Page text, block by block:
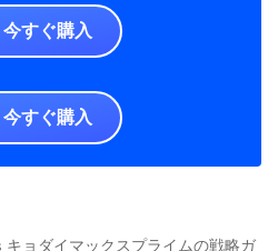
今すぐ購入
今すぐ購入
キョダイマックスプライムの戦略ガ